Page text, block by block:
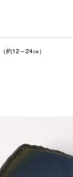
約12～24㎝）